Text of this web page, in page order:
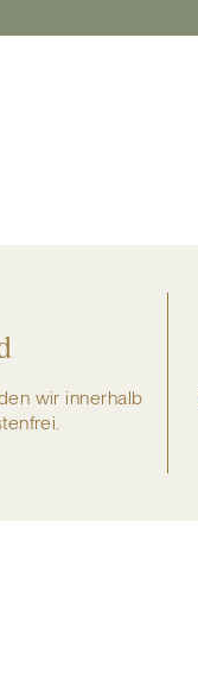
wir innerhalb